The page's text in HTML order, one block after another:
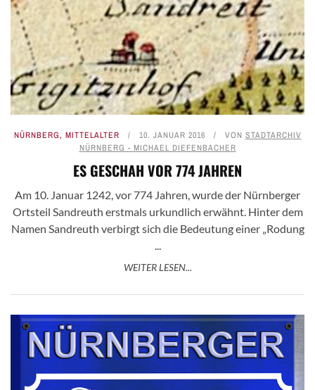
NÜRNBERG, MITTELALTER 10. JANUAR 2016 VON STADTARCHIV
NÜRNBERG - MICHAEL DIEFENBACHER
ES GESCHAH VOR 774 JAHREN
Am 10. Januar 1242, vor 774 Jahren, wurde der Nürnberger
Ortsteil Sandreuth erstmals urkundlich erwähnt. Hinter dem
Namen Sandreuth verbirgt sich die Bedeutung einer „Rodung
...
WEITER LESEN...